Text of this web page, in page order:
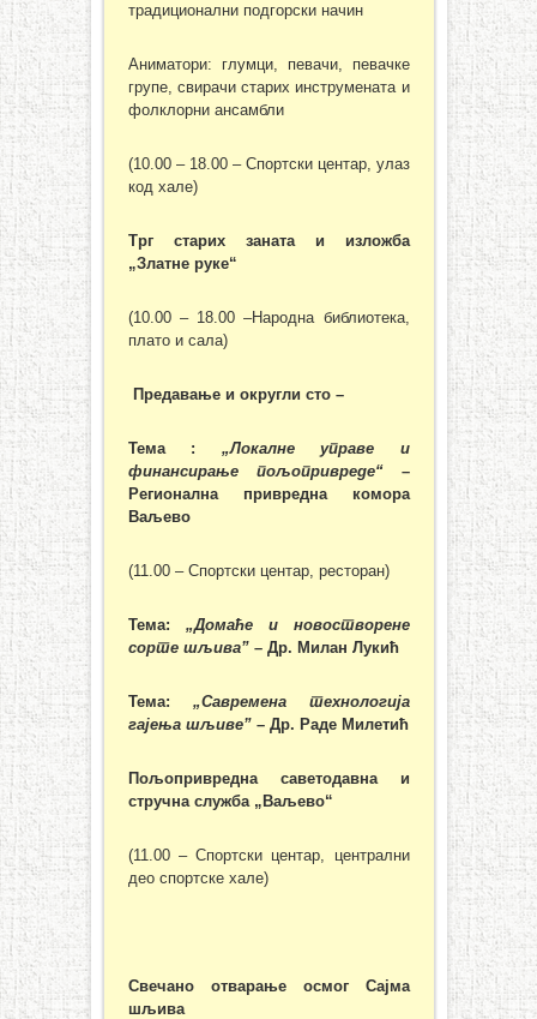
традиционални подгорски начин
Аниматори: глумци, певачи, певачке
групе, свирачи старих инструмената и
фолклорни ансамбли
(10.00 – 18.00 – Спортски центар, улаз
код хале)
Трг старих заната и изложба
„Златне руке“
(10.00 – 18.00 –Народна библиотека,
плато и сала)
Предавање и округли сто –
Тема : „Локалне управе и
финансирање пољопривреде“–
Регионална привредна комора
Ваљево
(11.00 – Спортски центар, ресторан)
Тема: „Домаће и новостворене
сорте шљива”– Др. Милан Лукић
Тема: „Савремена технологија
гајења шљиве”– Др. Раде Милетић
Пољопривредна саветодавна и
стручна служба „Ваљево“
(11.00 – Спортски центар, централни
део спортске хале)
Свечано отварање осмог Сајма
шљива